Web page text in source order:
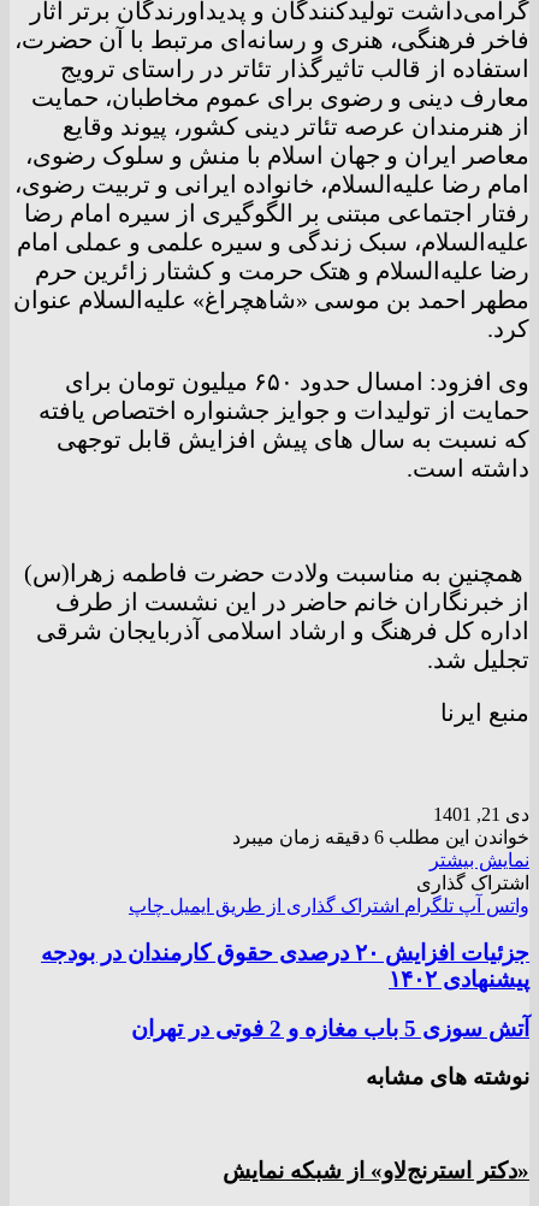
گرامی‌داشت تولیدکنندگان و پدیدآورندگان برتر آثار
فاخر فرهنگی، هنری و رسانه‌ای مرتبط با آن حضرت،
استفاده از قالب تاثیرگذار تئاتر در راستای ترویج
معارف دینی و رضوی برای عموم مخاطبان، حمایت
از هنرمندان عرصه تئاتر دینی کشور، پیوند وقایع
معاصر ایران و جهان اسلام با منش و سلوک رضوی،
امام رضا علیه‌السلام، خانواده ایرانی و تربیت رضوی،
رفتار اجتماعی مبتنی بر الگوگیری از سیره امام رضا
علیه‌السلام، سبک زندگی و سیره علمی و عملی امام
رضا علیه‌السلام و هتک حرمت و کشتار زائرین حرم
مطهر احمد بن موسی «شاهچراغ» علیه‌السلام عنوان
کرد.
وی افزود: امسال حدود ۶۵۰ میلیون تومان برای
حمایت از تولیدات و جوایز جشنواره اختصاص یافته
که نسبت به سال های پیش افزایش قابل توجهی
داشته است.
همچنین به مناسبت ولادت حضرت فاطمه زهرا(س)
از خبرنگاران خانم حاضر در این نشست از طرف
اداره کل فرهنگ و ارشاد اسلامی آذربایجان شرقی
تجلیل شد.
منبع ایرنا
دی 21, 1401
خواندن این مطلب 6 دقیقه زمان میبرد
نمایش بیشتر
اشتراک گذاری
واتس آپ تلگرام اشتراک گذاری از طریق ایمیل چاپ
جزئیات افزایش ۲۰ درصدی حقوق کارمندان در بودجه
پیشنهادی ۱۴۰۲
آتش سوزی 5 باب مغازه و 2 فوتی در تهران
نوشته های مشابه
«دکتر استرنج‌لاو» از شبکه نمایش